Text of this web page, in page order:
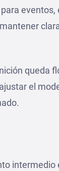
eventos,
queda
el
intermedio